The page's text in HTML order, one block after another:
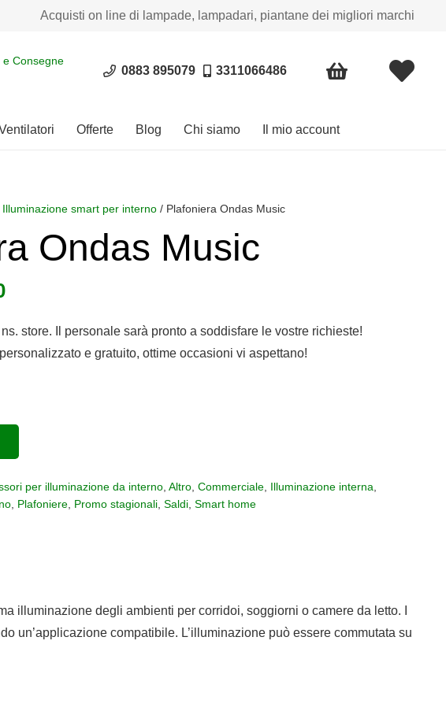
Acquisti on line di lampade, lampadari, piantane dei migliori marchi
e Consegne
0883 895079 3311066486
Offerte Blog Chi siamo Il mio account
Illuminazione smart per interno / Plafoniera Ondas Music
Ondas Music
Il
attuale
è:
store. Il personale sarà pronto a soddisfare le vostre richieste!
e gratuito, ottime occasioni vi aspettano!
per illuminazione da interno, Altro, Commerciale, Illuminazione interna
Plafoniere Promo stagionali ,Saldi ,Smart home
illuminazione degli ambienti per corridoi, soggiorni o camere da letto. I
un’applicazione compatibile. L’illuminazione può essere commutata su